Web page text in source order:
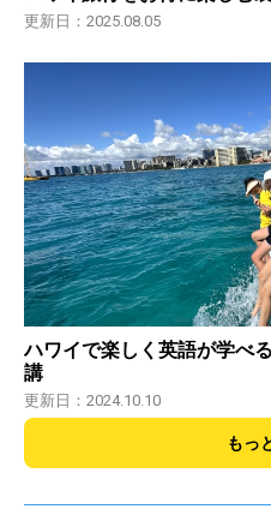
更新日：2025.08.05
ハワイで楽しく英語が学べ
講
更新日：2024.10.10
もっ